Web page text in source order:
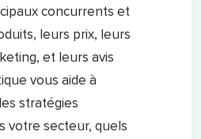
concurrents et
leurs prix, leurs
et leurs avis
vous aide à
stratégies
votre secteur, quels